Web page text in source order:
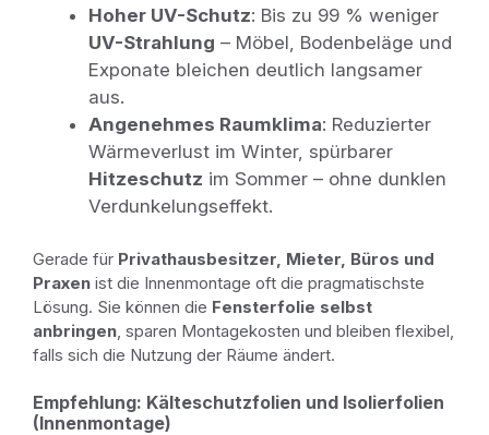
Hoher UV-Schutz: Bis zu 99 % weniger
UV-Strahlung – Möbel, Bodenbeläge und
Exponate bleichen deutlich langsamer
aus.
Angenehmes Raumklima: Reduzierter
Wärmeverlust im Winter, spürbarer
Hitzeschutz im Sommer – ohne dunklen
Verdunkelungseffekt.
Gerade für Privathausbesitzer, Mieter, Büros und
Praxen ist die Innenmontage oft die pragmatischste
Lösung. Sie können die Fensterfolie selbst
anbringen, sparen Montagekosten und bleiben flexibel,
falls sich die Nutzung der Räume ändert.
Empfehlung: Kälteschutzfolien und Isolierfolien
(Innenmontage)